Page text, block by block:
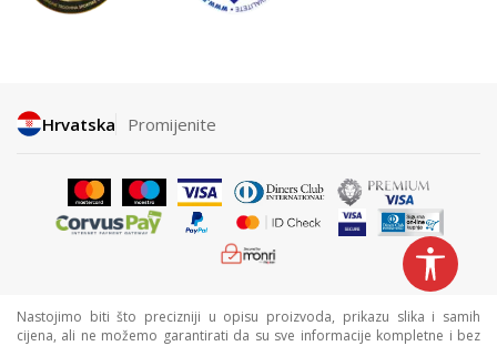
Hrvatska Promijenite
Nastojimo biti što precizniji u opisu proizvoda, prikazu slika i samih
cijena, ali ne možemo garantirati da su sve informacije kompletne i bez